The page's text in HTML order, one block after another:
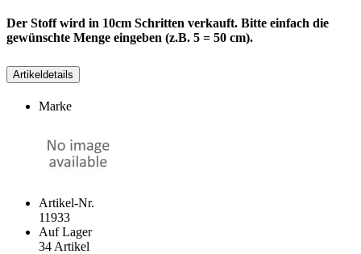
Der Stoff wird in 10cm Schritten verkauft. Bitte einfach die
gewünschte Menge eingeben (z.B. 5 = 50 cm).
Artikeldetails
Marke
Artikel-Nr.
11933
Auf Lager
34 Artikel